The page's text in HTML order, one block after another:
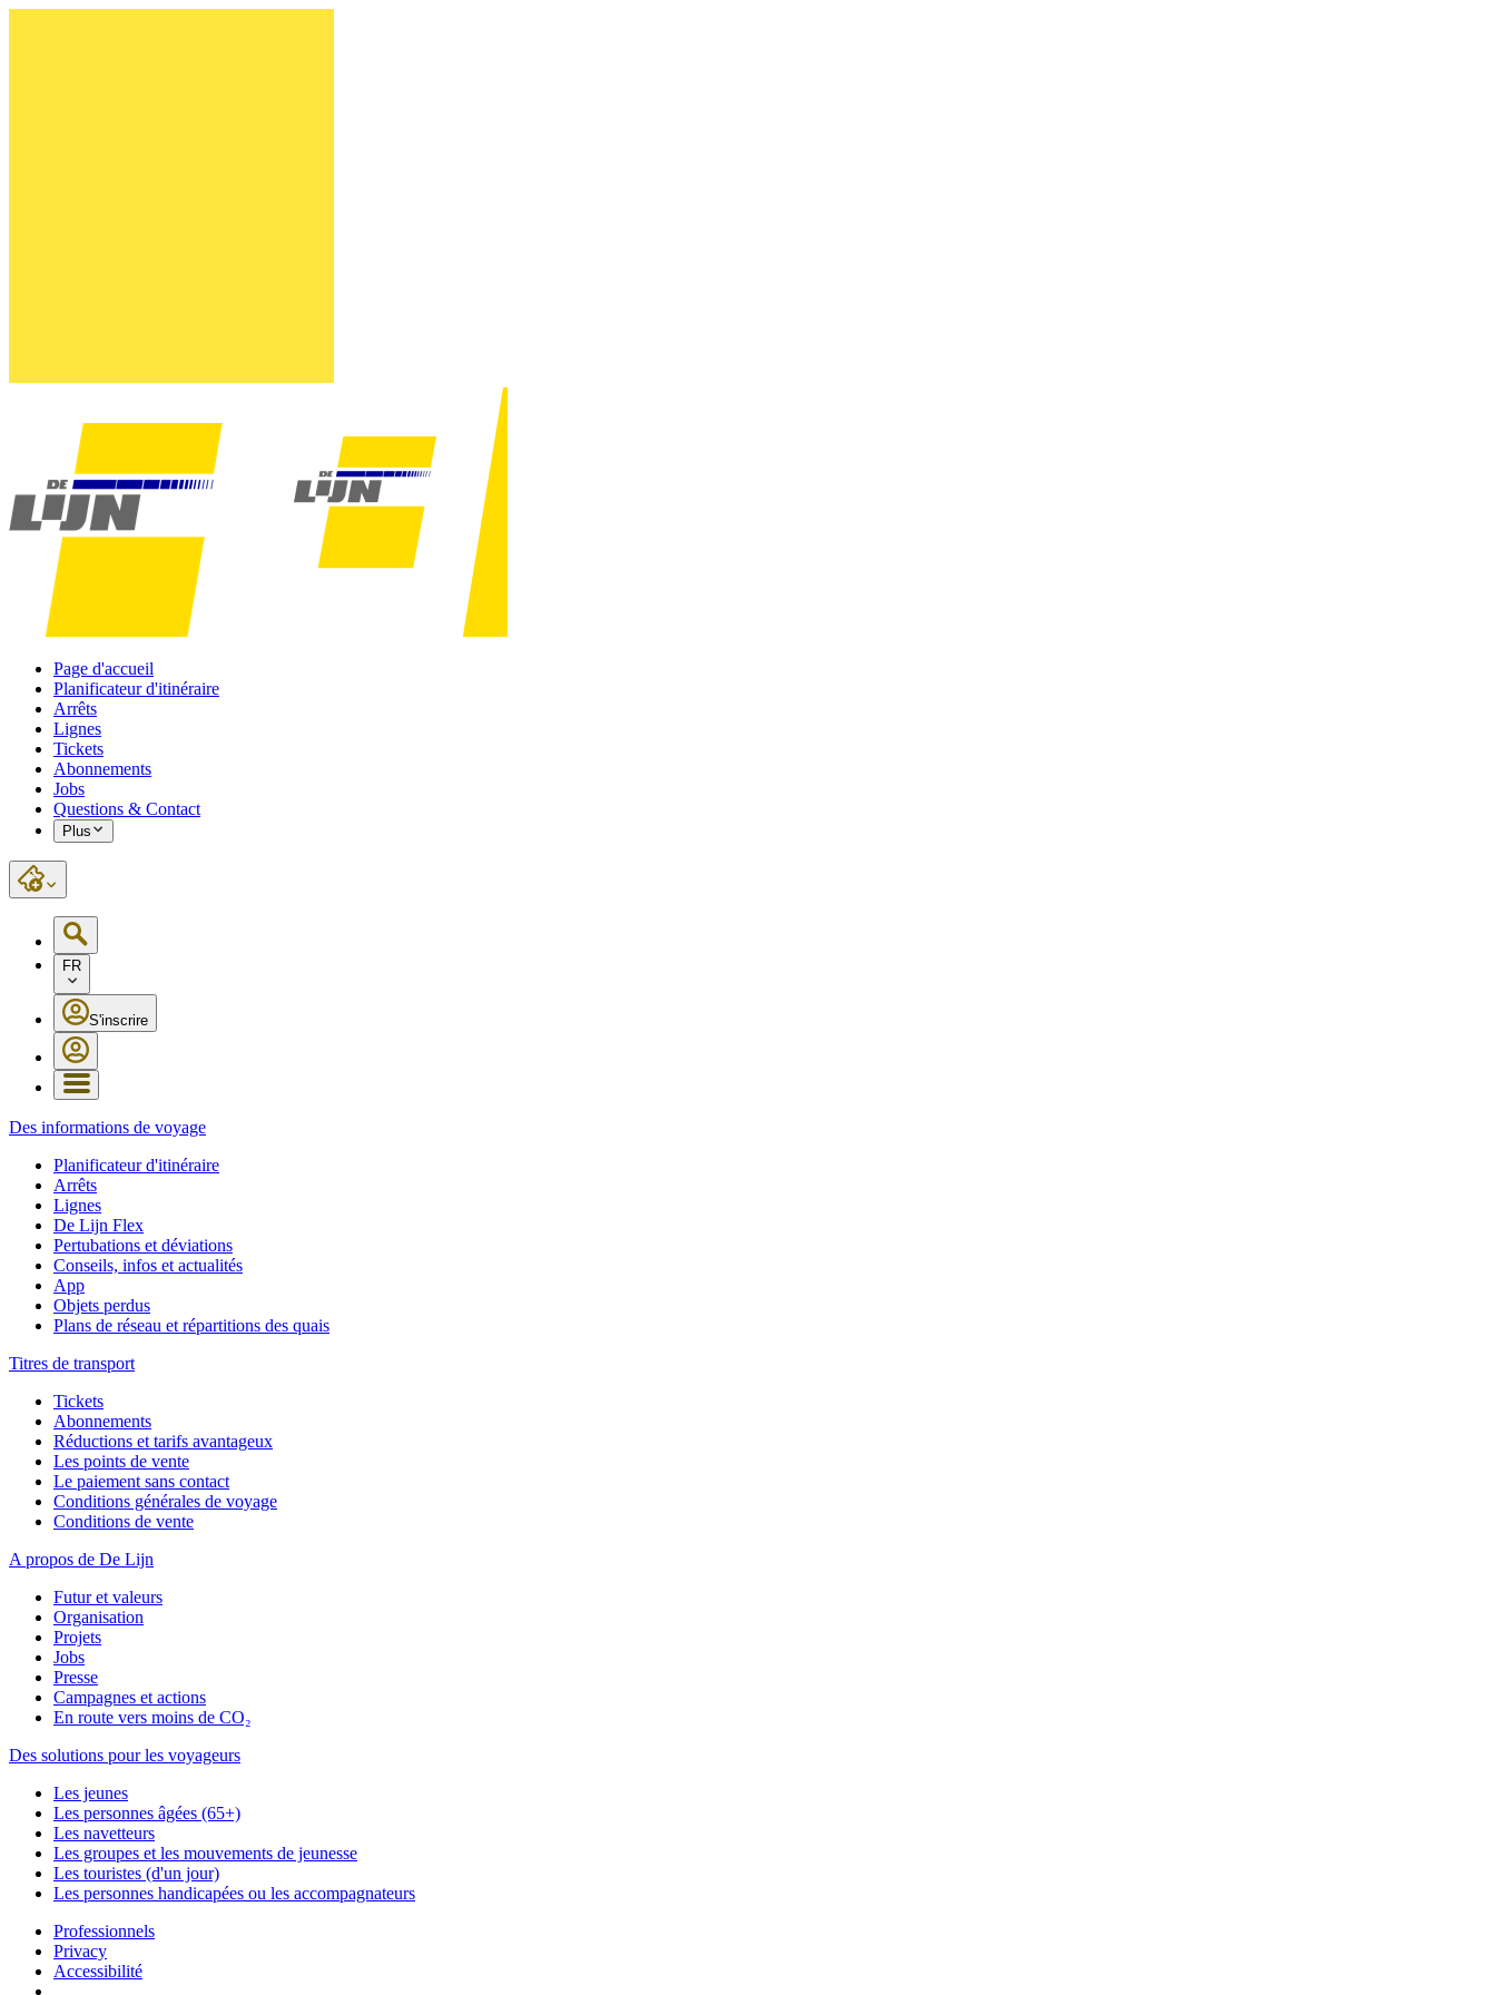
Page d'accueil
Planificateur d'itinéraire
Arrêts
Lignes
Tickets
Abonnements
Jobs
Questions & Contact
Plus
FR
S'inscrire
Des informations de voyage
Planificateur d'itinéraire
Arrêts
Lignes
De Lijn Flex
Pertubations et déviations
Conseils, infos et actualités
App
Objets perdus
Plans de réseau et répartitions des quais
Titres de transport
Tickets
Abonnements
Réductions et tarifs avantageux
Les points de vente
Le paiement sans contact
Conditions générales de voyage
Conditions de vente
A propos de De Lijn
Futur et valeurs
Organisation
Projets
Jobs
Presse
Campagnes et actions
En route vers moins de CO₂
Des solutions pour les voyageurs
Les jeunes
Les personnes âgées (65+)
Les navetteurs
Les groupes et les mouvements de jeunesse
Les touristes (d'un jour)
Les personnes handicapées ou les accompagnateurs
Professionnels
Privacy
Accessibilité